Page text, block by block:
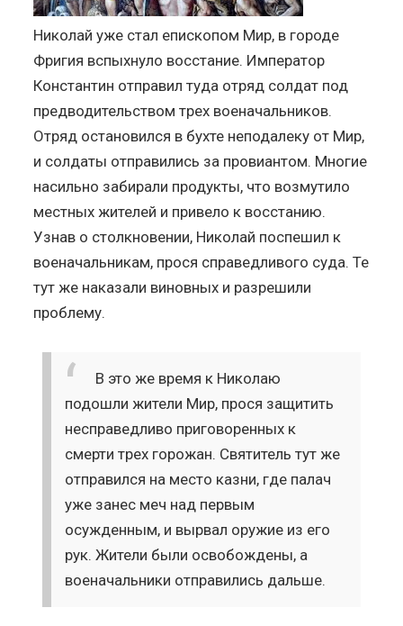
Николай уже стал епископом Мир, в городе
Фригия вспыхнуло восстание. Император
Константин отправил туда отряд солдат под
предводительством трех военачальников.
Отряд остановился в бухте неподалеку от Мир,
и солдаты отправились за провиантом. Многие
насильно забирали продукты, что возмутило
местных жителей и привело к восстанию.
Узнав о столкновении, Николай поспешил к
военачальникам, прося справедливого суда. Те
тут же наказали виновных и разрешили
проблему.
В это же время к Николаю
подошли жители Мир, прося защитить
несправедливо приговоренных к
смерти трех горожан. Святитель тут же
отправился на место казни, где палач
уже занес меч над первым
осужденным, и вырвал оружие из его
рук. Жители были освобождены, а
военачальники отправились дальше.